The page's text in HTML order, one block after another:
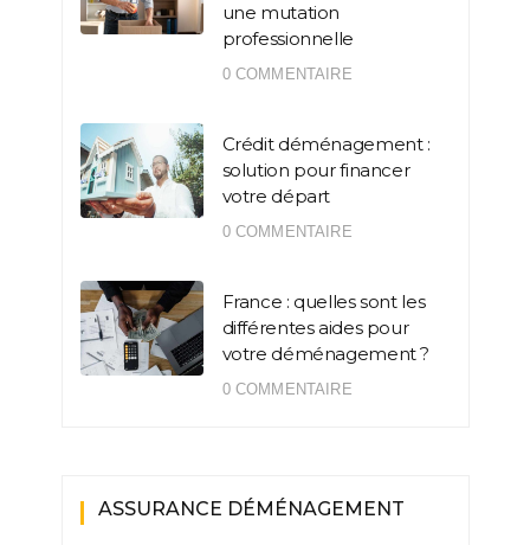
une mutation
professionnelle
0 COMMENTAIRE
Crédit déménagement :
solution pour financer
votre départ
0 COMMENTAIRE
France : quelles sont les
différentes aides pour
votre déménagement ?
0 COMMENTAIRE
ASSURANCE DÉMÉNAGEMENT